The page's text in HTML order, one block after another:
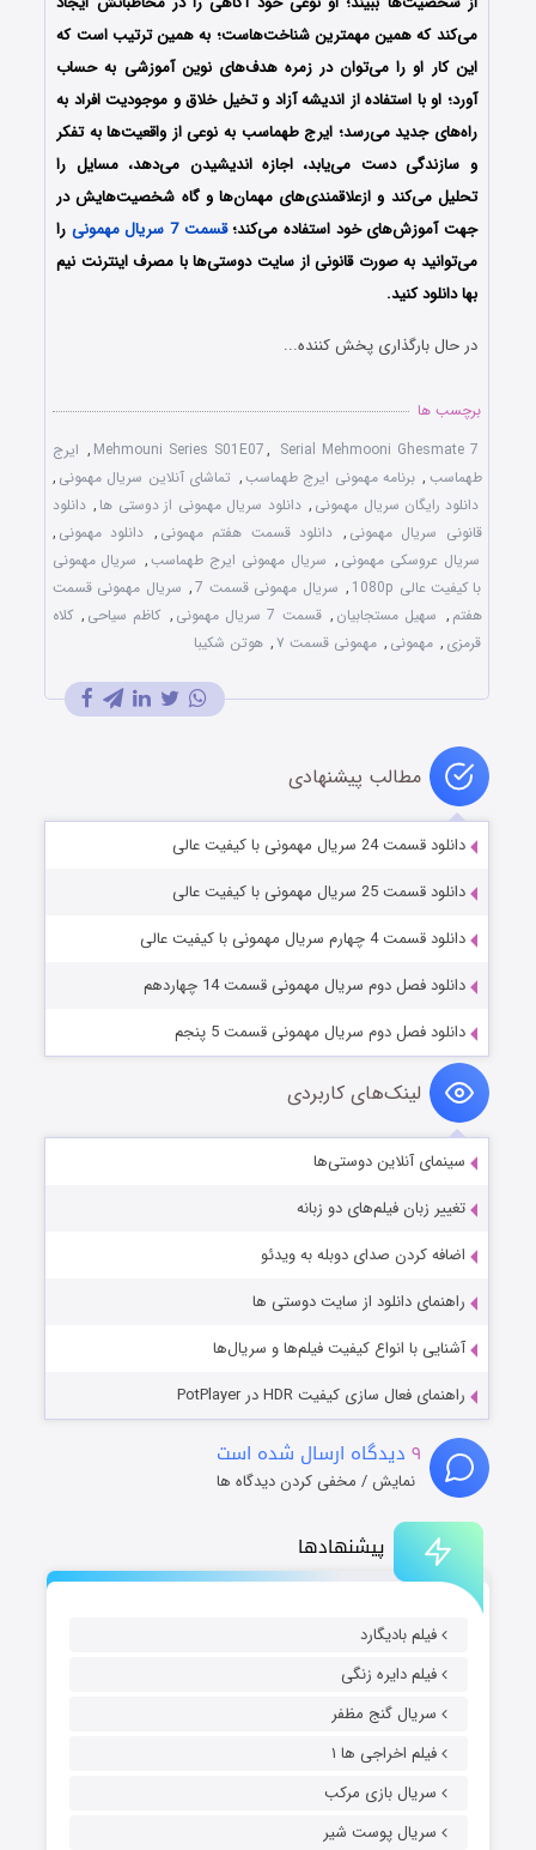
پیشنهادها
فیلم بادیگارد
فیلم دایره زنگی
سریال گنج مظفر
فیلم اخراجی ها ۱
سریال بازی مرکب
سریال پوست شیر
می‌کند که همین مهمترین شناخت‌هاست؛ به همین ترتیب است که
این کار او را می‌توان در زمره هدف‌های نوین آموزشی به حساب
آورد؛ او با استفاده از اندیشه‌ آزاد و تخیل خلاق و موجودیت افراد به
راه‌های جدید می‌رسد؛ ایرج طهماسب به نوعی از واقعیت‌ها به تفکر
و سازندگی دست می‌یابد، اجازه‌ اندیشیدن می‌دهد، مسایل را
تحلیل می‌کند و ازعلاقمندی‌های مهمان‌ها و گاه شخصیت‌هایش در
جهت آموزش‌های خود استفاده می‌کند؛قسمت 7 سریال مهمونی
را
می‌توانید به صورت قانونی از سایت دوستی‌ها با مصرف اینترنت نیم
بها دانلود کنید.
در حال بارگذاری پخش کننده...
برچسب ها
Mehmouni Series S01E07, Serial Mehmooni Ghesmate 7
, ایرج
طهماسب , برنامه مهمونی ایرج طهماسب, تماشای آنلاین سریال مهمونی ,
دانلود رایگان سریال مهمونی , دانلود سریال مهمونی از دوستی ها , دانلود
قانونی سریال مهمونی , دانلود قسمت هفتم مهمونی , دانلود مهمونی ,
سریال عروسکی مهمونی , سریال مهمونی ایرج طهماسب, سریال مهمونی
با کیفیت عالی 1080p
, سریال مهمونی قسمت 7 , سریال مهمونی قسمت
هفتم , سهیل مستجابیان , قسمت 7 سریال مهمونی , کاظم سیاحی , کلاه
قرمزی , مهمونی , مهمونی قسمت ۷ , هوتن شکیبا
مطالب پیشنهادی
دانلود قسمت 24 سریال مهمونی با کیفیت عالی
دانلود قسمت 25 سریال مهمونی با کیفیت عالی
دانلود قسمت 4 چهارم سریال مهمونی با کیفیت عالی
دانلود فصل دوم سریال مهمونی قسمت 14 چهاردهم
دانلود فصل دوم سریال مهمونی قسمت 5 پنجم
لینک‌های کاربردی
سینمای آنلاین دوستی‌ها
تغییر زبان فیلم‌های دو زبانه
اضافه کردن صدای دوبله به ویدئو
راهنمای دانلود از سایت دوستی ها
آشنایی با انواع کیفیت فیلم‌ها و سریال‌ها
راهنمای فعال سازی کیفیت HDR در PotPlayer
۹ دیدگاه ارسال شده است
نمایش / مخفی کردن دیدگاه ها